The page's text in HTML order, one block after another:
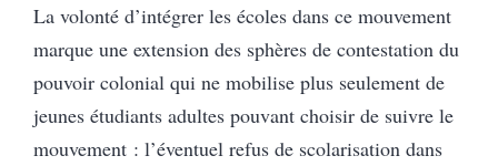
La volonté d’intégrer les écoles dans ce mouvement
marque une extension des sphères de contestation du
pouvoir colonial qui ne mobilise plus seulement de
jeunes étudiants adultes pouvant choisir de suivre le
mouvement : l’éventuel refus de scolarisation dans